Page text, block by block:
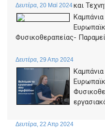
Δευτέρα, 20 Μαϊ 2024
Φυσικοθεραπείας-
Δευτέρα, 29 Απρ 2024
Δευτέρα, 22 Απρ 2024
και